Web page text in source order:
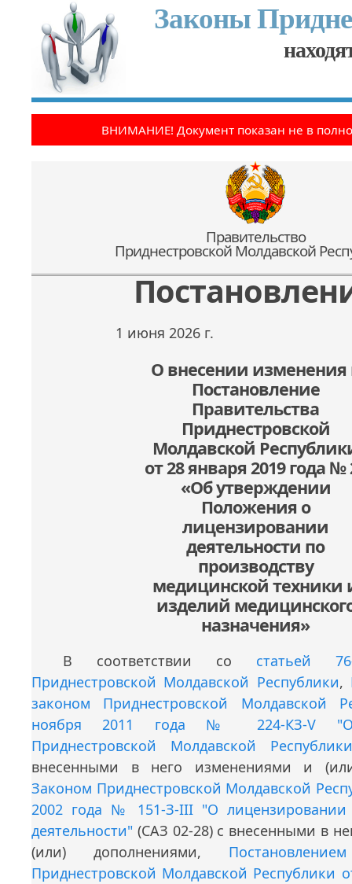
Законы
ВНИМАНИЕ! Документ показан не в
Правительство
Приднестровской Молдавской
1 июня 2026 г.
О внесении изменения
Постановление
Правительства
Приднестровской
Молдавской
от 28 января 2019 года №
«Об утверждении
Положения о
лицензировании
деятельности по
производству
медицинской техники
изделий
назначения»
В соответствии со статьей
Приднестровской Молдавской Республики,
законом Приднестровской Молдавской
ноября 2011 года № 224-КЗ-V "О
Приднестровской Молдавской
внесенными в него изменениями и
Законом Приднестровской Молдавской
2002 года № 151-З-III "О лицензировании
деятельности" (САЗ 02-28) с внесенными в
(или) дополнениями,
Приднестровской Молдавской Республики